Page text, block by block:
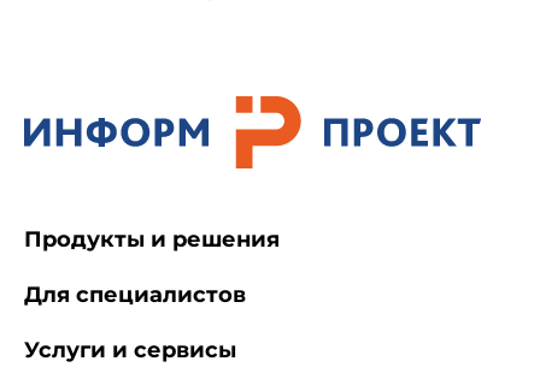
Продукты и решения
Для специалистов
Услуги и сервисы